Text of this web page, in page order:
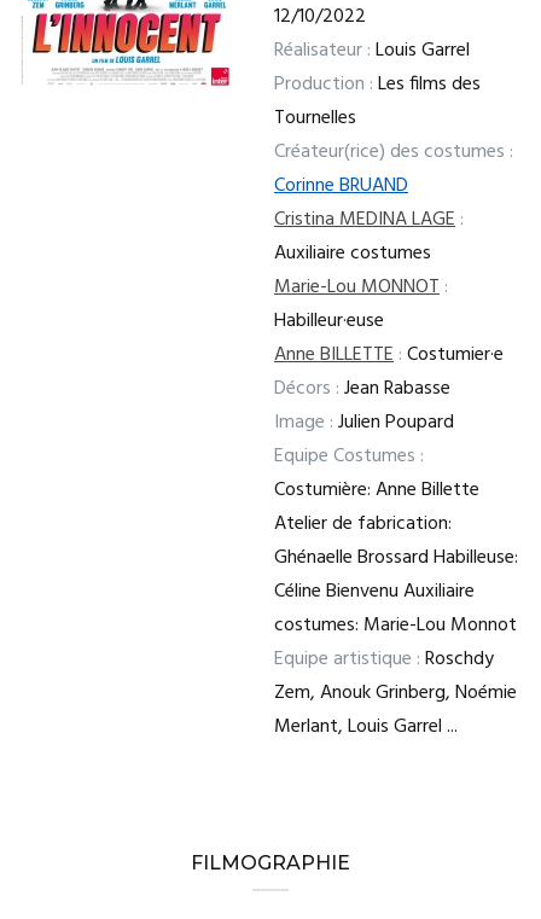
12/10/2022
Réalisateur :Louis Garrel
Production :Les films des
Tournelles
Créateur(rice) des costumes :
Corinne BRUAND
Cristina MEDINA LAGE:
Auxiliaire costumes
Marie-Lou MONNOT:
Habilleur·euse
Anne BILLETTE:Costumier·e
Décors :Jean Rabasse
Image :Julien Poupard
Equipe Costumes :
Costumière: Anne Billette
Atelier de fabrication:
Ghénaelle Brossard Habilleuse:
Céline Bienvenu Auxiliaire
costumes: Marie-Lou Monnot
Equipe artistique :Roschdy
Zem, Anouk Grinberg, Noémie
Merlant, Louis Garrel ...
FILMOGRAPHIE